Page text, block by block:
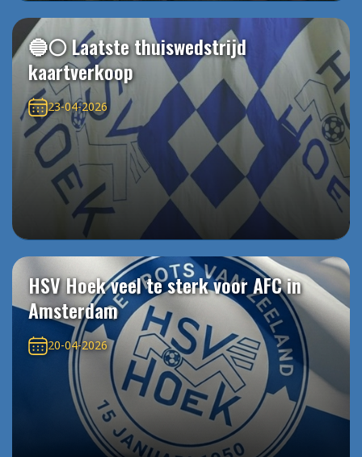
🔵⚪️ Laatste thuiswedstrijd
kaartverkoop
23-04-2026
HSV Hoek veel te sterk voor AFC in
Amsterdam
20-04-2026